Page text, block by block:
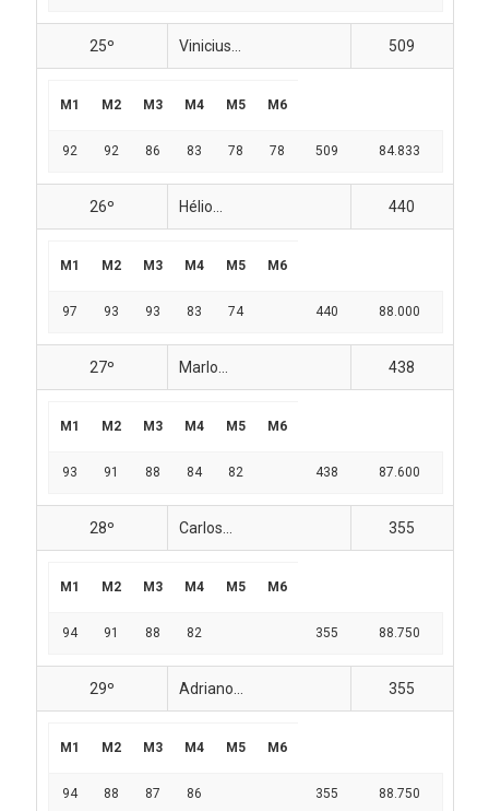
25º Vinicius... 509
M1 M2 M3 M4 M5 M6
92 92 86 83 78 78 509 84.833
26º Hélio... 440
M1 M2 M3 M4 M5 M6
97 93 93 83 74 440 88.000
27º Marlo... 438
M1 M2 M3 M4 M5 M6
93 91 88 84 82 438 87.600
28º Carlos... 355
M1 M2 M3 M4 M5 M6
94 91 88 82 355 88.750
29º Adriano... 355
M1 M2 M3 M4 M5 M6
94 88 87 86 355 88.750